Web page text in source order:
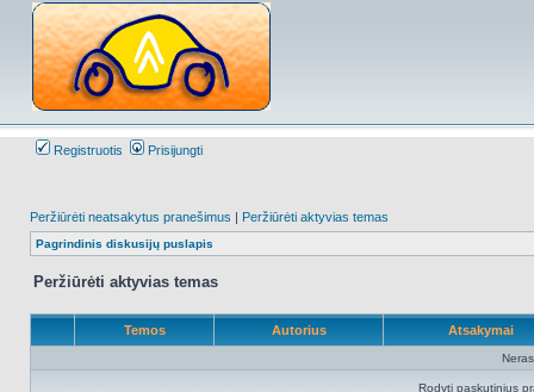
Registruotis Prisijungti
Peržiūrėti neatsakytus pranešimus | Peržiūrėti aktyvias temas
Pagrindinis diskusijų puslapis
Peržiūrėti aktyvias temas
Temos Autorius Atsakymai
Rodyti paskutinius